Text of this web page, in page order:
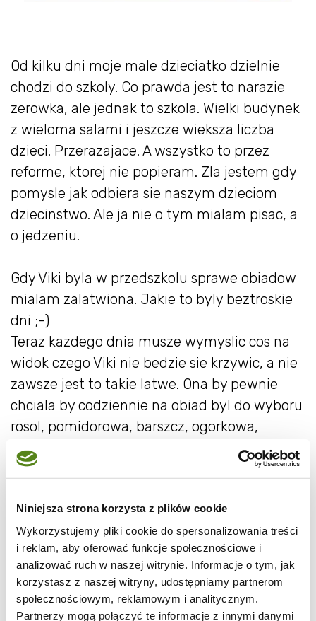
Niniejsza strona korzysta z plików cookie
Wykorzystujemy pliki cookie do spersonalizowania treści
i reklam, aby oferować funkcje społecznościowe i
analizować ruch w naszej witrynie. Informacje o tym, jak
korzystasz z naszej witryny, udostępniamy partnerom
społecznościowym, reklamowym i analitycznym.
Partnerzy mogą połączyć te informacje z innymi danymi
Od kilku dni moje male dzieciatko dzielnie
chodzi do szkoly. Co prawda jest to narazie
zerowka, ale jednak to szkola. Wielki budynek
z wieloma salami i jeszcze wieksza liczba
dzieci. Przerazajace. A wszystko to przez
reforme, ktorej nie popieram. Zla jestem gdy
pomysle jak odbiera sie naszym dzieciom
dziecinstwo. Ale ja nie o tym mialam pisac, a
o jedzeniu.
Gdy Viki byla w przedszkolu sprawe obiadow
mialam zalatwiona. Jakie to byly beztroskie
dni ;-)
Teraz kazdego dnia musze wymyslic cos na
widok czego Viki nie bedzie sie krzywic, a nie
zawsze jest to takie latwe. Ona by pewnie
chciala by codziennie na obiad byl do wyboru
rosol, pomidorowa, barszcz, ogorkowa,
spagetti bolonskie, nalesniki, najlepiej z
nutella, racuszki z malinami albo risotto.
mamy ktore maja gorzej niz ja gdy trafi im sie
wyjatkowy niejadek. Wlasciwie do
obiadowego menu Viki mozna dorzucic
jeszcze kilka pozycji, ale tym razem skupmy
sie na ryzu.